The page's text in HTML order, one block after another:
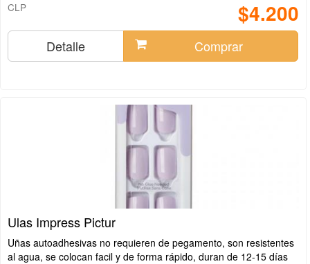
$4.200
CLP
Detalle Comprar
Ulas Impress Pictur
Uñas autoadhesivas no requieren de pegamento, son resistentes
al agua, se colocan facil y de forma rápido, duran de 12-15 días